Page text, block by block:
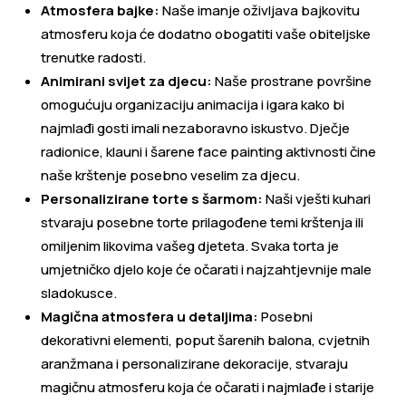
Atmosfera bajke: Naše imanje oživljava bajkovitu
atmosferu koja će dodatno obogatiti vaše obiteljske
trenutke radosti.
Animirani svijet za djecu: Naše prostrane površine
omogućuju organizaciju animacija i igara kako bi
najmlađi gosti imali nezaboravno iskustvo. Dječje
radionice, klauni i šarene face painting aktivnosti čine
naše krštenje posebno veselim za djecu.
Personalizirane torte s šarmom: Naši vješti kuhari
stvaraju posebne torte prilagođene temi krštenja ili
omiljenim likovima vašeg djeteta. Svaka torta je
umjetničko djelo koje će očarati i najzahtjevnije male
sladokusce.
Magična atmosfera u detaljima: Posebni
dekorativni elementi, poput šarenih balona, cvjetnih
aranžmana i personalizirane dekoracije, stvaraju
magičnu atmosferu koja će očarati i najmlađe i starije